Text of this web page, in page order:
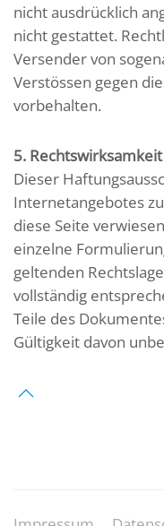
nicht ausdrücklich
nicht gestattet.
Versender von
Verstössen gegen
vorbehalten.
5.
Dieser
Internetangebotes
diese Seite
einzelne
geltenden
vollständig
Teile des
Gültigkeit davon